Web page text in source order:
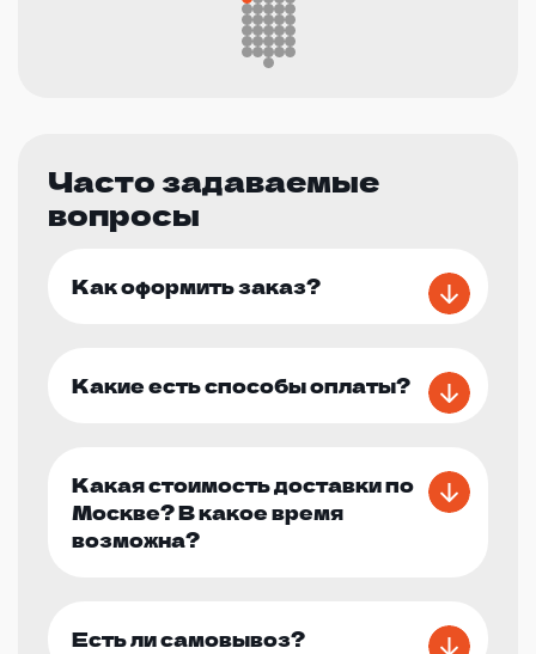
Часто задаваемые
вопросы
Как оформить заказ?
Какие есть способы оплаты?
Какая стоимость доставки по
Москве? В какое время
возможна?
Есть ли самовывоз?